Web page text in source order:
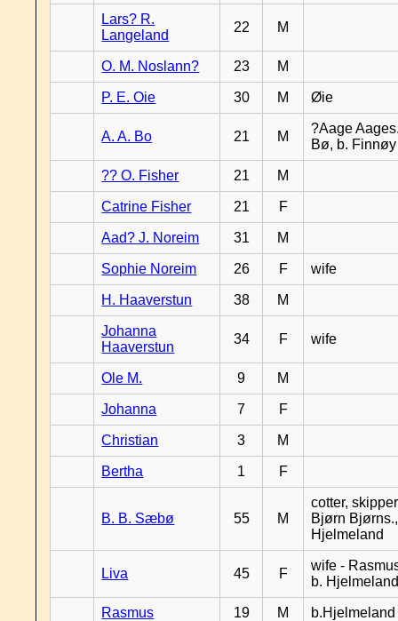
Lars? R.
Langeland
22 M
O. M. Noslann? 23 M
P. E. Oie 30 M Øie
A. A. Bo 21 M
?Aage
Bø, b. Finnøy
?? O. Fisher 21 M
Catrine Fisher 21 F
Aad? J. Noreim 31 M
Sophie Noreim 26 F wife
H. Haaverstun 38 M
Johanna
Haaverstun
34 F wife
Ole M. 9 M
Johanna 7 F
Christian 3 M
Bertha 1 F
B. B. Sæbø 55 M
cotter,
Bjørn
Hjelmeland
Liva 45 F
wife -
b.
Rasmus 19 M b.Hjelmeland